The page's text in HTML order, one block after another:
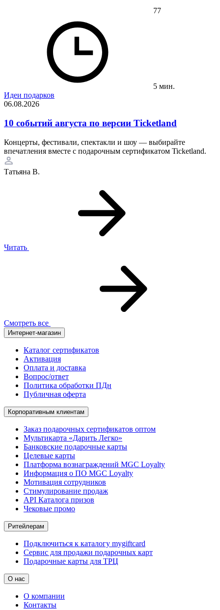
77
5 мин.
Идеи подарков
06.08.2026
10 событий августа по версии Ticketland
Концерты, фестивали, спектакли и шоу — выбирайте
впечатления вместе с подарочным сертификатом Ticketland.
Татьяна В.
Читать
Смотреть все
Интернет-магазин
Каталог сертификатов
Активация
Оплата и доставка
Вопрос/ответ
Политика обработки ПДн
Публичная оферта
Корпоративным клиентам
Заказ подарочных сертификатов оптом
Мультикарта «Дарить Легко»
Банковские подарочные карты
Целевые карты
Платформа вознаграждений MGC Loyalty
Информация о ПО MGC Loyalty
Мотивация сотрудников
Стимулирование продаж
API Каталога призов
Чековые промо
Ритейлерам
Подключиться к каталогу mygiftcard
Сервис для продажи подарочных карт
Подарочные карты для ТРЦ
О нас
О компании
Контакты